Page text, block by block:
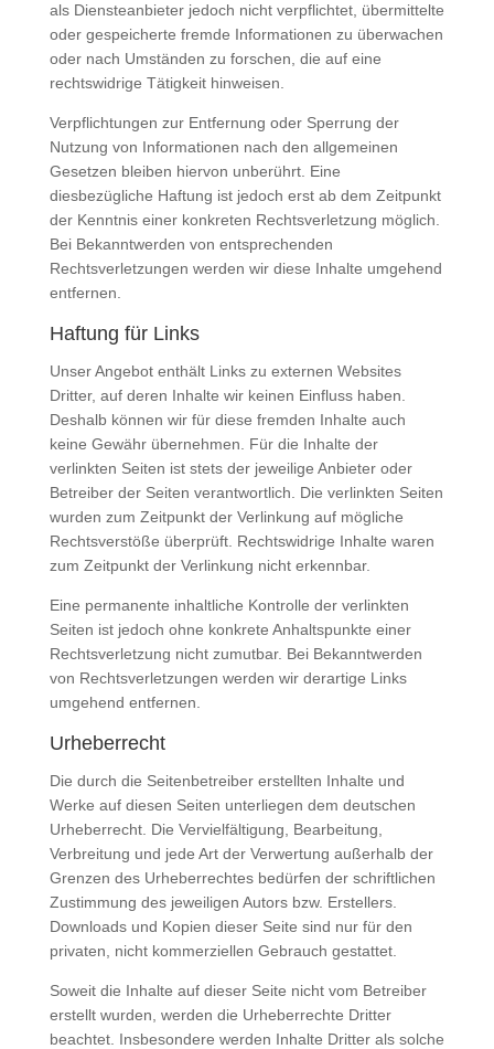
als Diensteanbieter jedoch nicht verpflichtet, übermittelte
oder gespeicherte fremde Informationen zu überwachen
oder nach Umständen zu forschen, die auf eine
rechtswidrige Tätigkeit hinweisen.
Verpflichtungen zur Entfernung oder Sperrung der
Nutzung von Informationen nach den allgemeinen
Gesetzen bleiben hiervon unberührt. Eine
diesbezügliche Haftung ist jedoch erst ab dem Zeitpunkt
der Kenntnis einer konkreten Rechtsverletzung möglich.
Bei Bekanntwerden von entsprechenden
Rechtsverletzungen werden wir diese Inhalte umgehend
entfernen.
Haftung für Links
Unser Angebot enthält Links zu externen Websites
Dritter, auf deren Inhalte wir keinen Einfluss haben.
Deshalb können wir für diese fremden Inhalte auch
keine Gewähr übernehmen. Für die Inhalte der
verlinkten Seiten ist stets der jeweilige Anbieter oder
Betreiber der Seiten verantwortlich. Die verlinkten Seiten
wurden zum Zeitpunkt der Verlinkung auf mögliche
Rechtsverstöße überprüft. Rechtswidrige Inhalte waren
zum Zeitpunkt der Verlinkung nicht erkennbar.
Eine permanente inhaltliche Kontrolle der verlinkten
Seiten ist jedoch ohne konkrete Anhaltspunkte einer
Rechtsverletzung nicht zumutbar. Bei Bekanntwerden
von Rechtsverletzungen werden wir derartige Links
umgehend entfernen.
Urheberrecht
Die durch die Seitenbetreiber erstellten Inhalte und
Werke auf diesen Seiten unterliegen dem deutschen
Urheberrecht. Die Vervielfältigung, Bearbeitung,
Verbreitung und jede Art der Verwertung außerhalb der
Grenzen des Urheberrechtes bedürfen der schriftlichen
Zustimmung des jeweiligen Autors bzw. Erstellers.
Downloads und Kopien dieser Seite sind nur für den
privaten, nicht kommerziellen Gebrauch gestattet.
Soweit die Inhalte auf dieser Seite nicht vom Betreiber
erstellt wurden, werden die Urheberrechte Dritter
beachtet. Insbesondere werden Inhalte Dritter als solche